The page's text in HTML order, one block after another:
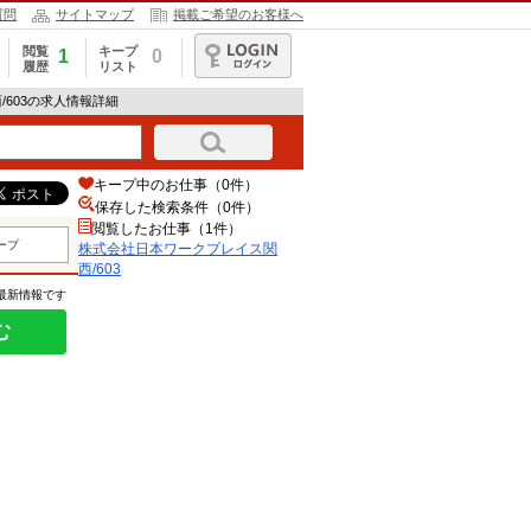
問 サイトマップ 掲載ご希望のお客様へ
閲覧
履歴
1
キープ
リスト
0
ログイン
603の求人情報詳細
プ
新情報です
キープ中のお仕事（0件）
保存した検索条件（0件）
閲覧したお仕事（1件）
株式会社日本ワークプレイス関
西/603